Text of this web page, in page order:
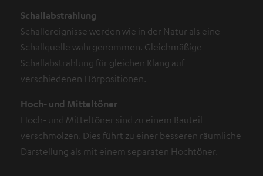
Schallabstrahlung
Schallereignisse werden wie in der Natur als eine
Schallquelle wahrgenommen. Gleichmäßige
Schallabstrahlung für gleichen Klang auf
verschiedenen Hörpositionen.
Hoch- und Mitteltöner
Hoch- und Mitteltöner sind zu einem Bauteil
verschmolzen. Dies führt zu einer besseren räumliche
Darstellung als mit einem separaten Hochtöner.